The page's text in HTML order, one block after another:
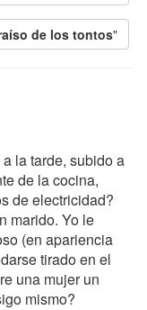
de los tontos"
la tarde, subido a
de la cocina,
de electricidad?
marido. Yo le
(en apariencia
tirado en el
una mujer un
mismo?